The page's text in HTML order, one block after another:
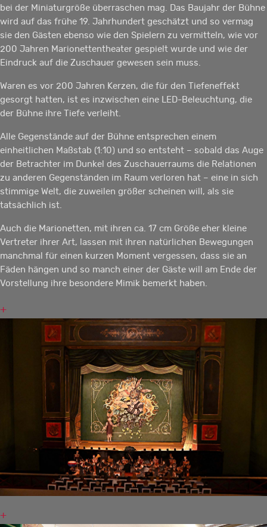
bei der Miniaturgröße überraschen mag. Das Baujahr der Bühne
wird auf das frühe 19. Jahrhundert geschätzt und so vermag
sie den Gästen ebenso wie den Spielern zu vermitteln, wie vor
200 Jahren Marionettentheater gespielt wurde und wie der
Eindruck auf die Zuschauer gewesen sein muss.
Waren es vor 200 Jahren Kerzen, die für den Tiefeneffekt
gesorgt hatten, ist es inzwischen eine LED-Beleuchtung, die
der Bühne ihre Tiefe verleiht.
Alle Gegenstände auf der Bühne entsprechen einem
einheitlichen Maßstab (1:10) und so entsteht – sobald das Auge
der Betrachter im Dunkel des Zuschauerraums die Relationen
zu anderen Gegenständen im Raum verloren hat – eine in sich
stimmige Welt, die zuweilen größer scheinen will, als sie
tatsächlich ist.
Auch die Marionetten, mit ihren ca. 17 cm Größe eher kleine
Vertreter ihrer Art, lassen mit ihren natürlichen Bewegungen
manchmal für einen kurzen Moment vergessen, dass sie an
Fäden hängen und so manch einer der Gäste will am Ende der
Vorstellung ihre besondere Mimik bemerkt haben.
+
+